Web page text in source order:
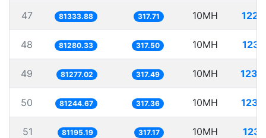
47 81333.88 317.71 10MH
48 81280.33 317.50 10MH
49 81277.02 317.49 10MH
50 81244.67 317.36 10MH
51 81195.19 317.17 10MH